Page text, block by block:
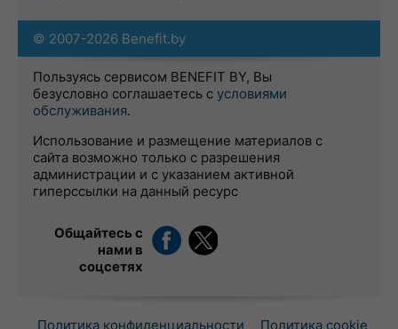
© 2007-2026 Benefit.by
Пользуясь сервисом BENEFIT BY, Вы
безусловно соглашаетесь с условиями
обслуживания.
Использование и размещение материалов с
сайта возможно только с разрешения
администрации и с указанием активной
гиперссылки на данный ресурс
Общайтесь с
нами в
соцсетях
Политика конфиденциальности Политика cookie